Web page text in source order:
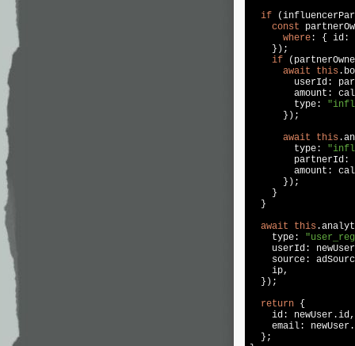
if
const
where: { id:
    });
if
await
this
userId:
amount:
        type:
      });
await
this
        type:
partnerId:
amount:
      });
    }
  }
await
this
    type:
userId:
source:
    ip,
  });
return {
    id: newUser.id,
email:
  };